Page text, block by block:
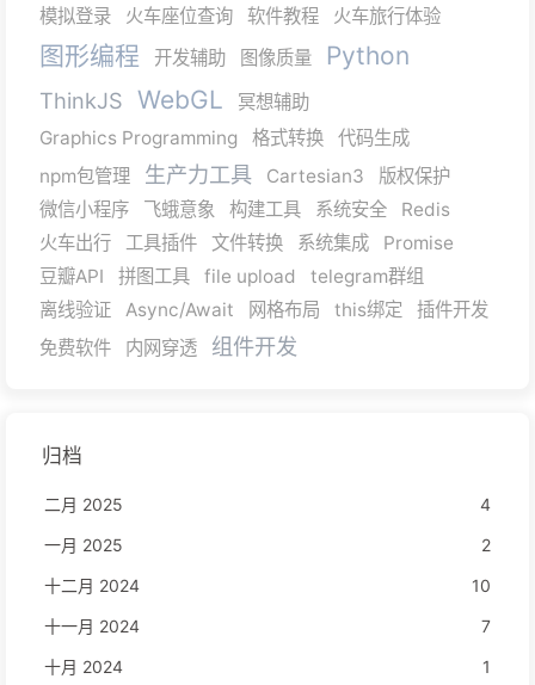
模拟登录 火车座位查询 软件教程 火车旅行体验
图形编程 开发辅助 图像质量 Python
ThinkJS WebGL
冥想辅助
Graphics Programming
格式转换
代码生成
npm包管理
生产力工具 Cartesian3
版权保护
微信小程序
飞蛾意象 构建工具 系统安全
Redis
火车出行
工具插件 文件转换 系统集成
Promise
豆瓣API
拼图工具 file upload
telegram群组
离线验证
Async/Await 网格布局 this绑定
插件开发
免费软件
内网穿透 组件开发
归档
二月 2025
4
一月 2025
2
十二月 2024
10
十一月 2024
7
十月 2024
1